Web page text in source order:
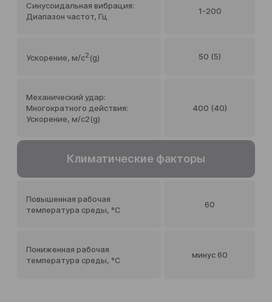
Синусоидальная вибрация:
Диапазон частот, Гц
1-200
Ускорение, м/c2 (g) 50 (5)
Механический удар:
Многократного действия:
Ускорение, м/c2(g)
400 (40)
Климатические факторы
Повышенная рабочая
температура среды, °С
60
Пониженная рабочая
температура среды, °С
минус 60